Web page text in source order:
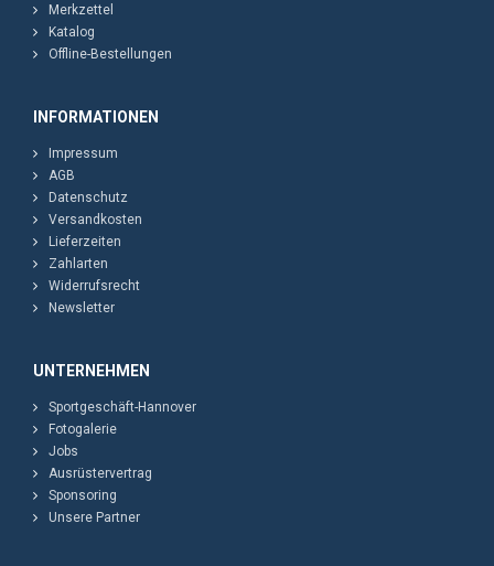
Merkzettel
Katalog
Offline-Bestellungen
INFORMATIONEN
Impressum
AGB
Datenschutz
Versandkosten
Lieferzeiten
Zahlarten
Widerrufsrecht
Newsletter
UNTERNEHMEN
Sportgeschäft-Hannover
Fotogalerie
Jobs
Ausrüstervertrag
Sponsoring
Unsere Partner